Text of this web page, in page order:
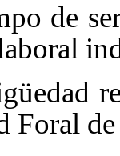
de
Foral